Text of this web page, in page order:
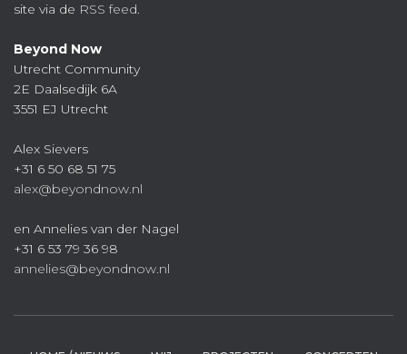
site via de RSS feed.
Beyond Now
Utrecht Community
2E Daalsedijk 6A
3551 EJ Utrecht
Alex Sievers
+31 6 50 68 51 75
alex@beyondnow.nl
en Annelies van der Nagel
+31 6 53 79 36 98
annelies@beyondnow.nl